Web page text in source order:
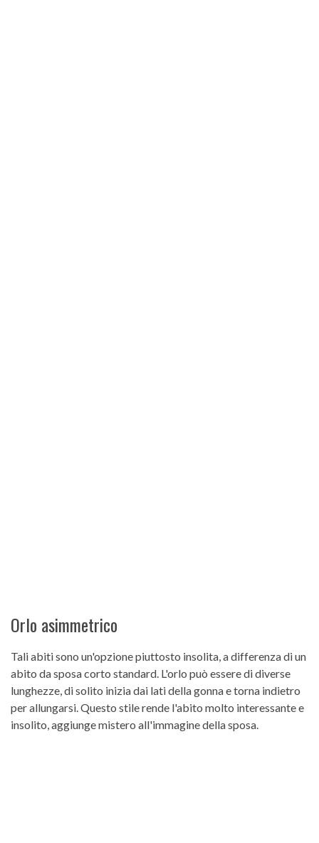
Orlo asimmetrico
Tali abiti sono un'opzione piuttosto insolita, a differenza di un
abito da sposa corto standard. L'orlo può essere di diverse
lunghezze, di solito inizia dai lati della gonna e torna indietro
per allungarsi. Questo stile rende l'abito molto interessante e
insolito, aggiunge mistero all'immagine della sposa.